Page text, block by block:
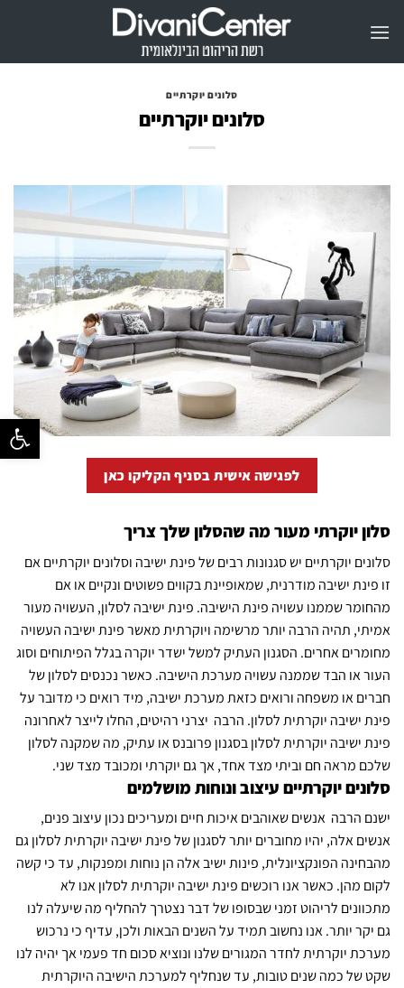
פתח
סלונים יוקרתיים
סלונים יוקרתיים
לפגישה אישית בסניף הקליקו כאן
סלון יוקרתי מעור מה שהסלון שלך צריך
סלונים יוקרתיים יש סגנונות רבים של פינת ישיבה וסלונים יוקרתיים אם
זו פינת ישיבה מודרנית, שמאופיינת בקווים פשוטים ונקיים או אם
מהחומר שממנו עשויה פינת הישיבה. פינת ישיבה לסלון, העשויה מעור
אמיתי, תהיה הרבה יותר מרשימה ויוקרתית מאשר פינת ישיבה העשויה
מחומרים אחרים. הסגנון העתיק למשל ישדר יוקרה בגלל הפיתוחים וסוג
העור או הבד שממנה עשויה מערכת הישיבה. כאשר נכנסים לסלון של
חברים או משפחה ורואים כזאת מערכת ישיבה, מיד רואים כי מדובר על
פינת ישיבה יוקרתית לסלון. הרבה יצרני רהיטים, החלו לייצר לאחרונה
פינת ישיבה יוקרתית לסלון בסגנון פרובנס או עתיק, מה שמקנה לסלון
שלכם מראה חם וביתי מצד אחד, אך גם יוקרתי ומכובד מצד שני.
סלונים יוקרתיים עיצוב ונוחות מושלמים
ישנם הרבה אנשים שאוהבים איכות חיים ומעריכים נכון עיצוב פנים,
אנשים אלה, יהיו מחוברים יותר לסגנון של פינת ישיבה יוקרתית לסלון גם
מהבחינה הפונקציונלית, פינות ישיב אלה הן נוחות ומפנקות, עד כי קשה
לקום מהן. כאשר אנו רוכשים פינת ישיבה יוקרתית לסלון אנו לא
מתכוונים לריהוט זמני שבסופו של דבר נצטרך להחליף מה שיעלה לנו
גם יקר יותר. אנו נחשוב תמיד על השנים הבאות ולכן, עדיף כי נרכוש
מערכת יוקרתית לחדר המגורים שלנו ונוציא סכום חד פעמי אך יהיה לנו
שקט של כמה שנים טובות, עד שנחליף למערכת הישיבה היוקרתית